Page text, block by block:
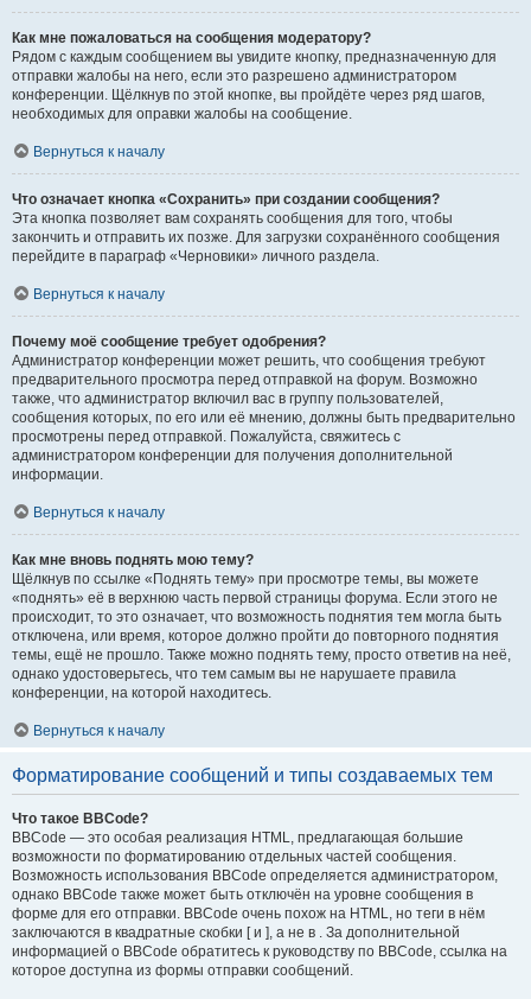
Как мне пожаловаться на сообщения модератору?
Рядом с каждым сообщением вы увидите кнопку, предназначенную для
отправки жалобы на него, если это разрешено администратором
конференции. Щёлкнув по этой кнопке, вы пройдёте через ряд шагов,
необходимых для оправки жалобы на сообщение.
Вернуться к началу
Что означает кнопка «Сохранить» при создании сообщения?
Эта кнопка позволяет вам сохранять сообщения для того, чтобы
закончить и отправить их позже. Для загрузки сохранённого сообщения
перейдите в параграф «Черновики» личного раздела.
Вернуться к началу
Почему моё сообщение требует одобрения?
Администратор конференции может решить, что сообщения требуют
предварительного просмотра перед отправкой на форум. Возможно
также, что администратор включил вас в группу пользователей,
сообщения которых, по его или её мнению, должны быть предварительно
просмотрены перед отправкой. Пожалуйста, свяжитесь с
администратором конференции для получения дополнительной
информации.
Вернуться к началу
Как мне вновь поднять мою тему?
Щёлкнув по ссылке «Поднять тему» при просмотре темы, вы можете
«поднять» её в верхнюю часть первой страницы форума. Если этого не
происходит, то это означает, что возможность поднятия тем могла быть
отключена, или время, которое должно пройти до повторного поднятия
темы, ещё не прошло. Также можно поднять тему, просто ответив на неё,
однако удостоверьтесь, что тем самым вы не нарушаете правила
конференции, на которой находитесь.
Вернуться к началу
Форматирование сообщений и типы создаваемых тем
Что такое BBCode?
BBCode — это особая реализация HTML, предлагающая большие
возможности по форматированию отдельных частей сообщения.
Возможность использования BBCode определяется администратором,
однако BBCode также может быть отключён на уровне сообщения в
форме для его отправки. BBCode очень похож на HTML, но теги в нём
заключаются в квадратные скобки [ и ], а не в . За дополнительной
информацией о BBCode обратитесь к руководству по BBCode, ссылка на
которое доступна из формы отправки сообщений.